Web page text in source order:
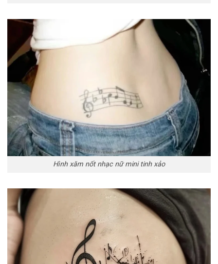
Hình xăm nốt nhạc nữ mini tinh xảo